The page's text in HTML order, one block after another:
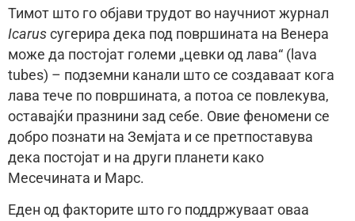
Тимот што го објави трудот во научниот журнал
Icarus сугерира дека под површината на Венера
може да постојат големи „цевки од лава“ (lava
tubes) – подземни канали што се создаваат кога
лава тече по површината, а потоа се повлекува,
оставајќи празнини зад себе. Овие феномени се
добро познати на Земјата и се претпоставува
дека постојат и на други планети како
Месечината и Марс.
Еден од факторите што го поддржуваат оваа